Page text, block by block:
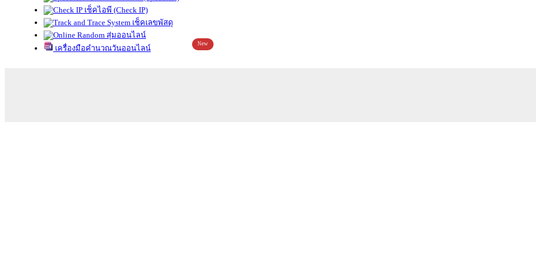
เช็คไอพี (Check IP)
เช็คเลขพัสดุ
สุ่มออนไลน์
เครื่องมือคำนวณวันออนไลน์
New